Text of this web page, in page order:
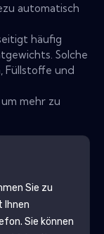
automatisch
häufig
Solche
Füllstoffe und
mehr zu
Sie zu
Ihnen
Sie können